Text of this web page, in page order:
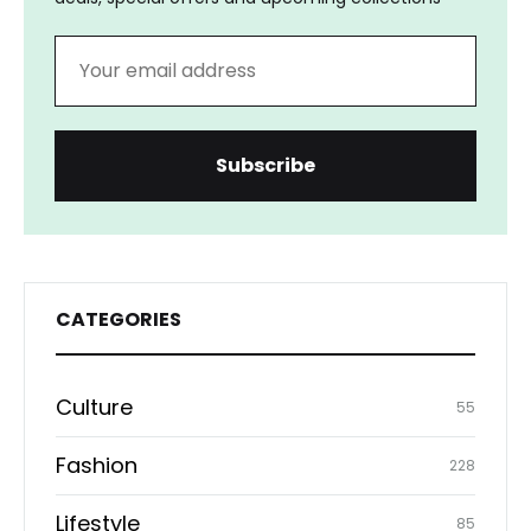
CATEGORIES
Culture 55
Fashion 228
Lifestyle 85